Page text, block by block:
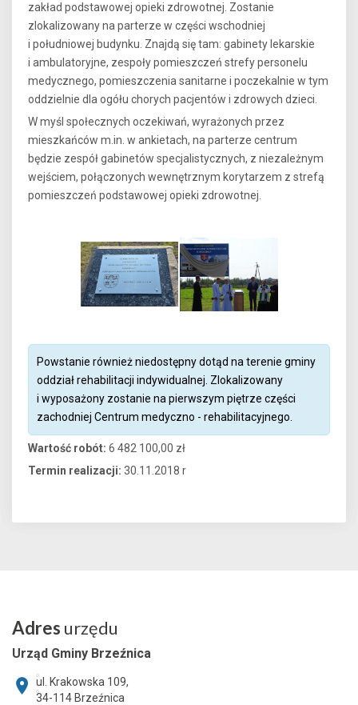
zakład podstawowej opieki zdrowotnej. Zostanie
zlokalizowany na parterze w części wschodniej
i południowej budynku. Znajdą się tam: gabinety lekarskie
i ambulatoryjne, zespoły pomieszczeń strefy personelu
medycznego, pomieszczenia sanitarne i poczekalnie w tym
oddzielnie dla ogółu chorych pacjentów i zdrowych dzieci.
W myśl społecznych oczekiwań, wyrażonych przez
mieszkańców m.in. w ankietach, na parterze centrum
będzie zespół gabinetów specjalistycznych, z niezależnym
wejściem, połączonych wewnętrznym korytarzem z strefą
pomieszczeń podstawowej opieki zdrowotnej.
Powstanie również niedostępny dotąd na terenie gminy
oddział rehabilitacji indywidualnej. Zlokalizowany
i wyposażony zostanie na pierwszym piętrze części
zachodniej Centrum medyczno - rehabilitacyjnego.
Wartość robót: 6 482 100,00 zł
Termin realizacji: 30.11.2018 r
Adres urzędu
Urząd Gminy Brzeźnica
ul. Krakowska 109,
34-114 Brzeźnica